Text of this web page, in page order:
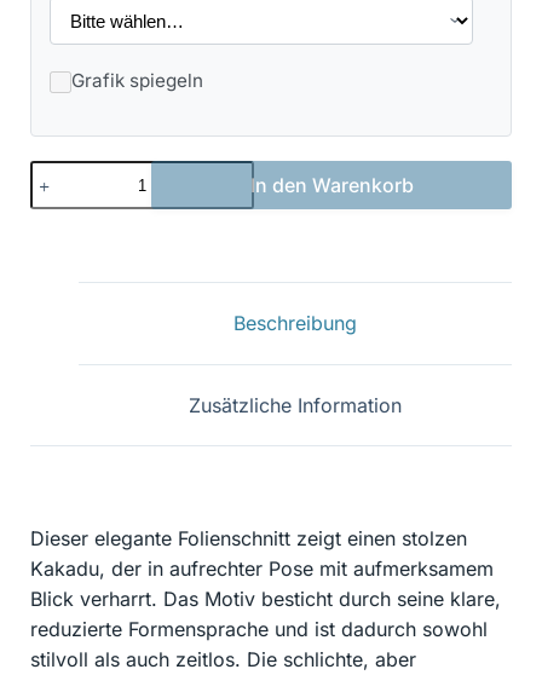
Grafik spiegeln
03
In den Warenkorb
Beschreibung
Zusätzliche Information
Dieser elegante Folienschnitt zeigt einen stolzen
Kakadu, der in aufrechter Pose mit aufmerksamem
Blick verharrt. Das Motiv besticht durch seine klare,
reduzierte Formensprache und ist dadurch sowohl
stilvoll als auch zeitlos. Die schlichte, aber